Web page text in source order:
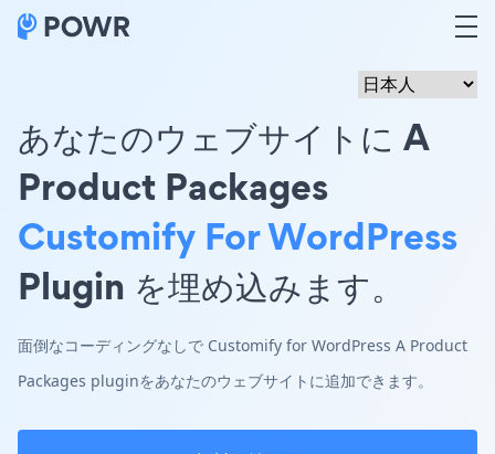
あなたのウェブサイトに A
Product Packages
Customify For WordPress
Plugin を埋め込みます。
面倒なコーディングなしで Customify for WordPress A Product
Packages pluginをあなたのウェブサイトに追加できます。